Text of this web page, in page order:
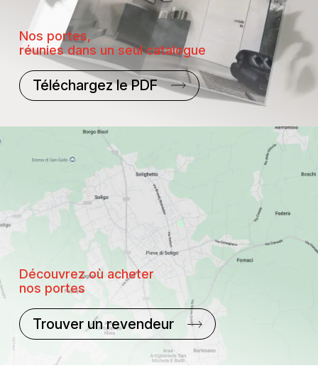
Nos portes,
réunies dans un seul catalogue
Téléchargez le PDF
Découvrez où acheter
nos portes
Trouver un revendeur